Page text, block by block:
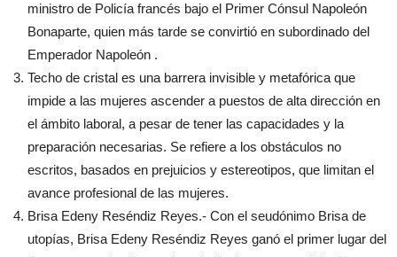
ministro de Policía francés bajo el Primer Cónsul Napoleón
Bonaparte, quien más tarde se convirtió en subordinado del
Emperador Napoleón .
Techo de cristal es una barrera invisible y metafórica que
impide a las mujeres ascender a puestos de alta dirección en
el ámbito laboral, a pesar de tener las capacidades y la
preparación necesarias. Se refiere a los obstáculos no
escritos, basados en prejuicios y estereotipos, que limitan el
avance profesional de las mujeres.
Brisa Edeny Reséndiz Reyes.- Con el seudónimo Brisa de
utopías, Brisa Edeny Reséndiz Reyes ganó el primer lugar del